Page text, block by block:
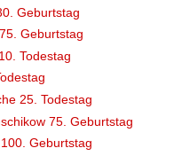
Geburtstag
Geburtstag
Todestag
25. Todestag
75. Geburtstag
Geburtstag